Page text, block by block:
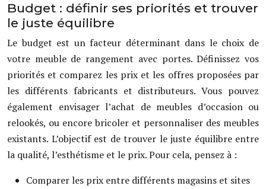
Budget : définir ses priorités et trouver
le juste équilibre
Le budget est un facteur déterminant dans le choix de
votre meuble de rangement avec portes. Définissez vos
priorités et comparez les prix et les offres proposées par
les différents fabricants et distributeurs. Vous pouvez
également envisager l’achat de meubles d’occasion ou
relookés, ou encore bricoler et personnaliser des meubles
existants. L’objectif est de trouver le juste équilibre entre
la qualité, l’esthétisme et le prix. Pour cela, pensez à :
Comparer les prix entre différents magasins et sites